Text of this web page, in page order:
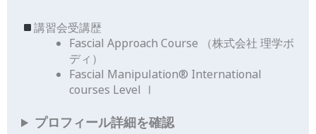
講習会受講歴
Fascial Approach Course （株式会社 理学ボ
ディ）
Fascial Manipulation®︎ International
courses Level Ⅰ
プロフィール詳細を確認